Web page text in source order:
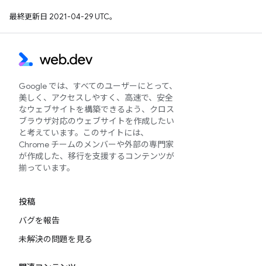
最終更新日 2021-04-29 UTC。
Google では、すべてのユーザーにとって、
美しく、アクセスしやすく、高速で、安全
なウェブサイトを構築できるよう、クロス
ブラウザ対応のウェブサイトを作成したい
と考えています。このサイトには、
Chrome チームのメンバーや外部の専門家
が作成した、移行を支援するコンテンツが
揃っています。
投稿
バグを報告
未解決の問題を見る